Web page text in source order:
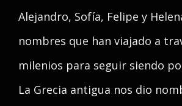
Alejandro, Sofía, Felipe y
nombres que han viajado a
milenios para seguir siendo
La Grecia antigua nos dio